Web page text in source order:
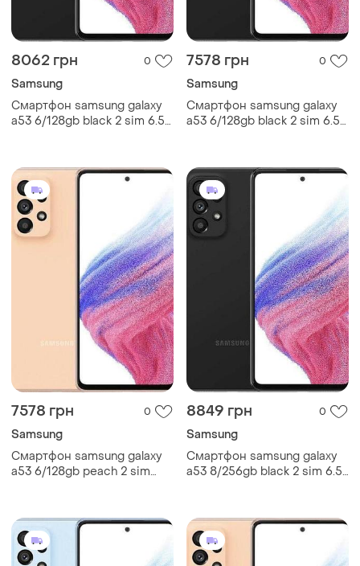
8062 грн 0
Samsung
Смартфон samsung galaxy
a53 6/128gb black 2 sim 6.5"
7578 грн 0
Samsung
Смартфон samsung galaxy
a53 6/128gb black 2 sim 6.5"
7578 грн 0
Samsung
Смартфон samsung galaxy
a53 6/128gb peach 2 sim
8849 грн 0
Samsung
Смартфон samsung galaxy
a53 8/256gb black 2 sim 6.5"